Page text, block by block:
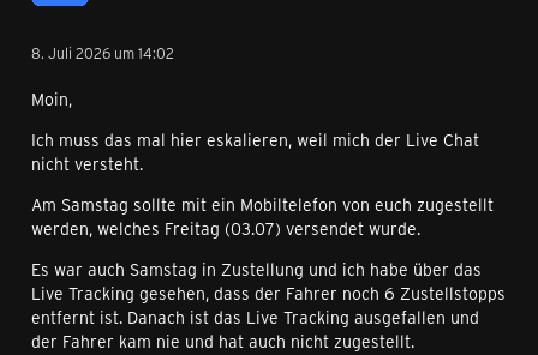
8. Juli 2026 um 14:02
Moin,
Ich muss das mal hier eskalieren, weil mich der Live Chat
nicht versteht.
Am Samstag sollte mit ein Mobiltelefon von euch zugestellt
werden, welches Freitag (03.07) versendet wurde.
Es war auch Samstag in Zustellung und ich habe über das
Live Tracking gesehen, dass der Fahrer noch 6 Zustellstopps
entfernt ist. Danach ist das Live Tracking ausgefallen und
der Fahrer kam nie und hat auch nicht zugestellt.